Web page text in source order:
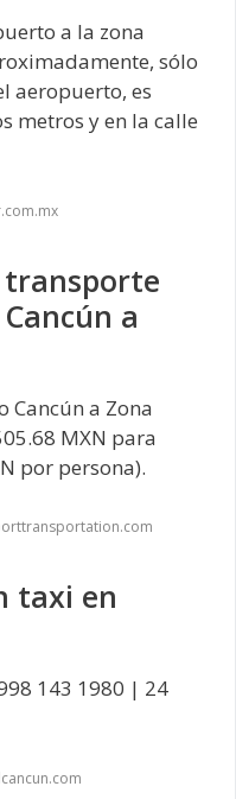
a la zona
sólo
aeropuerto, es
metros y en la calle
transporte
a
a Zona
MXN para
por persona).
taxi en
143 1980 | 24